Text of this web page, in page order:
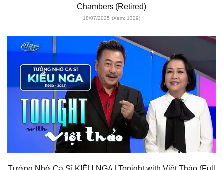
Chambers (Retired)
18/07/2025 (Xem: 1329)
Tưởng Nhớ Ca Sĩ KIỀU NGA | Tonight with Việt Thảo (Full